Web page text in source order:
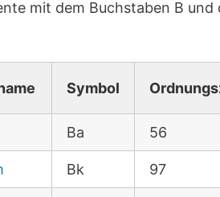
mit dem Buchstaben B
Symbol
Ba 56
Bk 97